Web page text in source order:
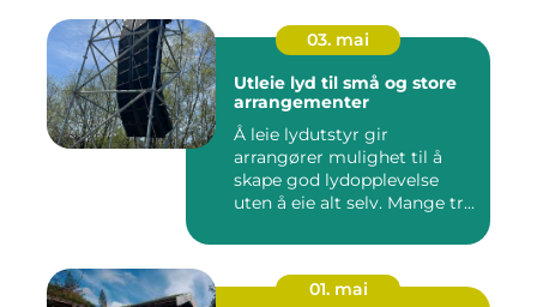
03. mai
Utleie lyd til små og store
arrangementer
Å leie lydutstyr gir
arrangører mulighet til å
skape god lydopplevelse
uten å eie alt selv. Mange tr...
01. mai